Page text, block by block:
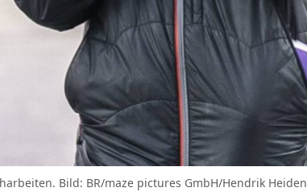
Bild: BR/maze pictures GmbH/Hendrik Heiden